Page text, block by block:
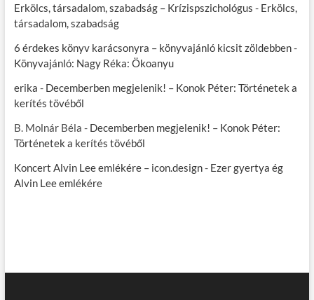
Erkölcs, társadalom, szabadság – Krízispszichológus - Erkölcs,
társadalom, szabadság
6 érdekes könyv karácsonyra – könyvajánló kicsit zöldebben-
Könyvajánló: Nagy Réka: Ökoanyu
erika - Decemberben megjelenik! – Konok Péter: Történetek a
kerítés tövéből
B. Molnár Béla - Decemberben megjelenik! – Konok Péter:
Történetek a kerítés tövéből
Koncert Alvin Lee emlékére – icon.design- Ezer gyertya ég
Alvin Lee emlékére